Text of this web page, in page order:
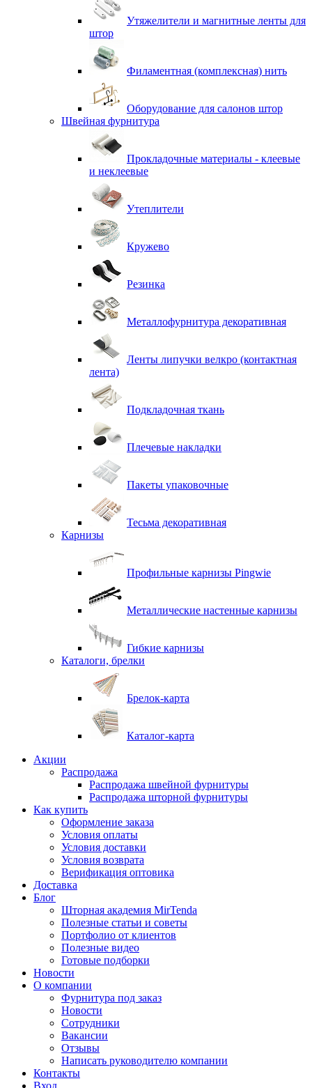
Утяжелители и магнитные ленты для
штор
Филаментная (комплексная) нить
Оборудование для салонов штор
Швейная фурнитура
Прокладочные материалы - клеевые
и неклеевые
Утеплители
Кружево
Резинка
Металлофурнитура декоративная
Ленты липучки велкро (контактная
лента)
Подкладочная ткань
Плечевые накладки
Пакеты упаковочные
Тесьма декоративная
Карнизы
Профильные карнизы Pingwie
Металлические настенные карнизы
Гибкие карнизы
Каталоги, брелки
Брелок-карта
Каталог-карта
Акции
Распродажа
Распродажа швейной фурнитуры
Распродажа шторной фурнитуры
Как купить
Оформление заказа
Условия оплаты
Условия доставки
Условия возврата
Верификация оптовика
Доставка
Блог
Шторная академия MirTenda
Полезные статьи и советы
Портфолио от клиентов
Полезные видео
Готовые подборки
Новости
О компании
Фурнитура под заказ
Новости
Сотрудники
Вакансии
Отзывы
Написать руководителю компании
Контакты
Вход